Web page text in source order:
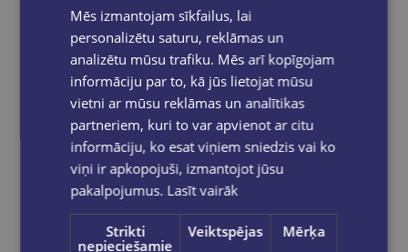
Mēs izmantojam sīkfailus, lai
personalizētu saturu, reklāmas un
analizētu mūsu trafiku. Mēs arī kopīgojam
informāciju par to, kā jūs lietojat mūsu
vietni ar mūsu reklāmas un analītikas
partneriem, kuri to var apvienot ar citu
informāciju, ko esat viņiem sniedzis vai ko
viņi ir apkopojuši, izmantojot jūsu
pakalpojumus. Lasīt vairāk
Strikti
nepieciešamie
Veiktspējas Mērķa